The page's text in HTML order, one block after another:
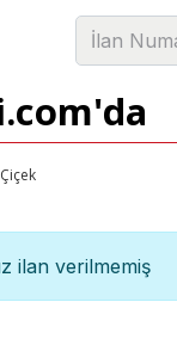
Çiçek
ilan verilmemiş